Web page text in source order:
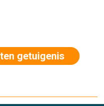
getuigenis